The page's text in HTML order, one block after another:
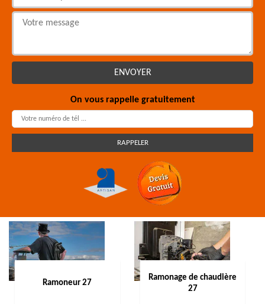
On vous rappelle gratuitement
Ramoneur 27
Ramonage de chaudière
27